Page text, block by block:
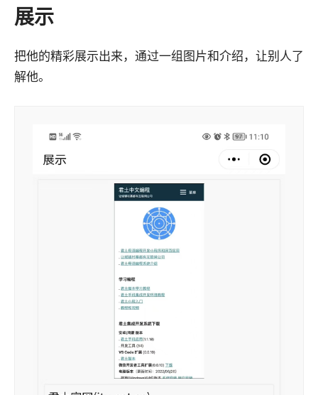
展示
把他的精彩展示出来，通过一组图片和介绍，让别人了
解他。